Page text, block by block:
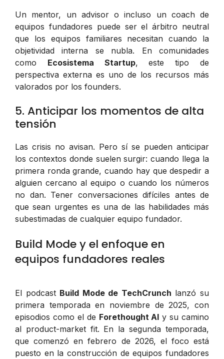
Un mentor, un advisor o incluso un coach de
equipos fundadores puede ser el árbitro neutral
que los equipos familiares necesitan cuando la
objetividad interna se nubla. En comunidades
como Ecosistema Startup, este tipo de
perspectiva externa es uno de los recursos más
valorados por los founders.
5. Anticipar los momentos de alta
tensión
Las crisis no avisan. Pero sí se pueden anticipar
los contextos donde suelen surgir: cuando llega la
primera ronda grande, cuando hay que despedir a
alguien cercano al equipo o cuando los números
no dan. Tener conversaciones difíciles antes de
que sean urgentes es una de las habilidades más
subestimadas de cualquier equipo fundador.
Build Mode y el enfoque en
equipos fundadores reales
El podcast Build Mode de TechCrunch lanzó su
primera temporada en noviembre de 2025, con
episodios como el de Forethought AI y su camino
al product-market fit. En la segunda temporada,
que comenzó en febrero de 2026, el foco está
puesto en la construcción de equipos fundadores